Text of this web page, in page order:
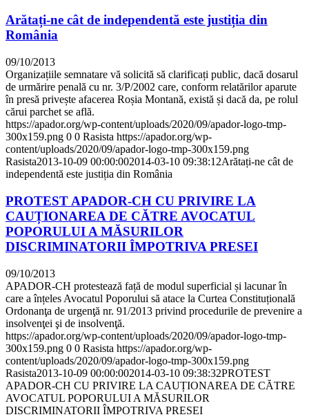
Arătați-ne cât de independentă este justiția din
România
09/10/2013
Organizațiile semnatare vă solicită să clarificați public, dacă dosarul
de urmărire penală cu nr. 3/P/2002 care, conform relatărilor aparute
în presă privește afacerea Roșia Montană, există și dacă da, pe rolul
cărui parchet se află.
https://apador.org/wp-content/uploads/2020/09/apador-logo-tmp-
300x159.png 0 0 Rasista https://apador.org/wp-
content/uploads/2020/09/apador-logo-tmp-300x159.png
Rasista2013-10-09 00:00:002014-03-10 09:38:12Arătați-ne cât de
independentă este justiția din România
PROTEST APADOR-CH CU PRIVIRE LA
CAUȚIONAREA DE CĂTRE AVOCATUL
POPORULUI A MĂSURILOR
DISCRIMINATORII ÎMPOTRIVA PRESEI
09/10/2013
APADOR-CH protestează față de modul superficial și lacunar în
care a înțeles Avocatul Poporului să atace la Curtea Constituțională
Ordonanţa de urgenţă nr. 91/2013 privind procedurile de prevenire a
insolvenţei şi de insolvenţă.
https://apador.org/wp-content/uploads/2020/09/apador-logo-tmp-
300x159.png 0 0 Rasista https://apador.org/wp-
content/uploads/2020/09/apador-logo-tmp-300x159.png
Rasista2013-10-09 00:00:002014-03-10 09:38:32PROTEST
APADOR-CH CU PRIVIRE LA CAUȚIONAREA DE CĂTRE
AVOCATUL POPORULUI A MĂSURILOR
DISCRIMINATORII ÎMPOTRIVA PRESEI